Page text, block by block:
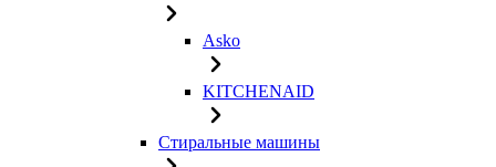
Asko
KITCHENAID
Стиральные машины